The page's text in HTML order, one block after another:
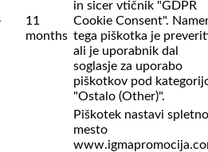
11
months
in sicer vtičnik "GDPR
Cookie Consent".
tega piškotka je
ali je uporabnik dal
soglasje za uporabo
piškotkov pod
"Ostalo (Other)".
Piškotek nastavi spletno
mesto